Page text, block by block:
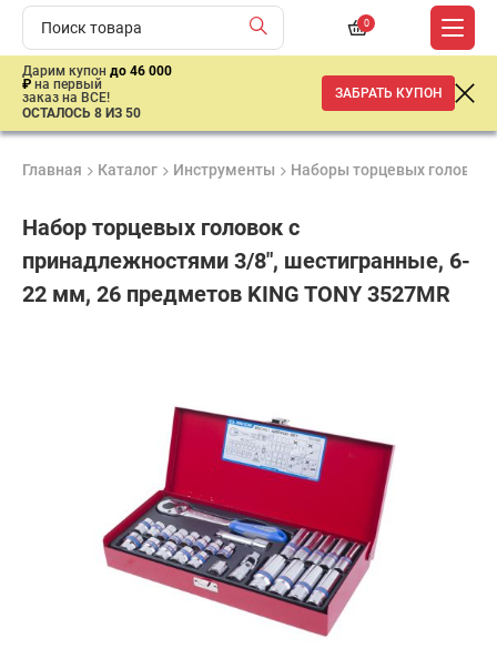
0
Дарим купон до 46 000
₽ на первый
заказ на ВСЕ!
ОСТАЛОСЬ 8 ИЗ 50
ЗАБРАТЬ КУПОН
Главная Каталог Инструменты Наборы торцевых головок
Набор торцевых головок с
принадлежностями 3/8", шестигранные, 6-
22 мм, 26 предметов KING TONY 3527MR